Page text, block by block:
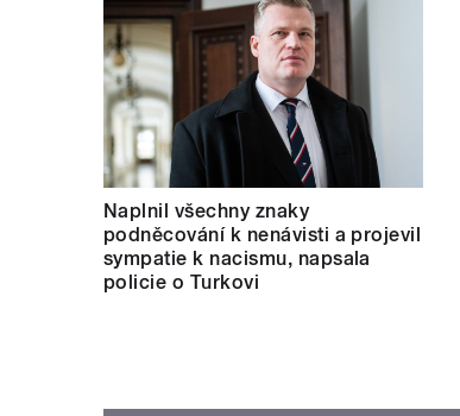
Naplnil všechny znaky
podněcování k nenávisti a projevil
sympatie k nacismu, napsala
policie o Turkovi